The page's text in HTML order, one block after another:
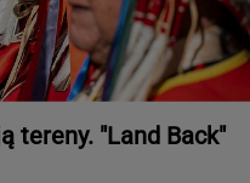
tereny. "Land Back"